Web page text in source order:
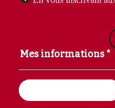
Mes informations *
Email